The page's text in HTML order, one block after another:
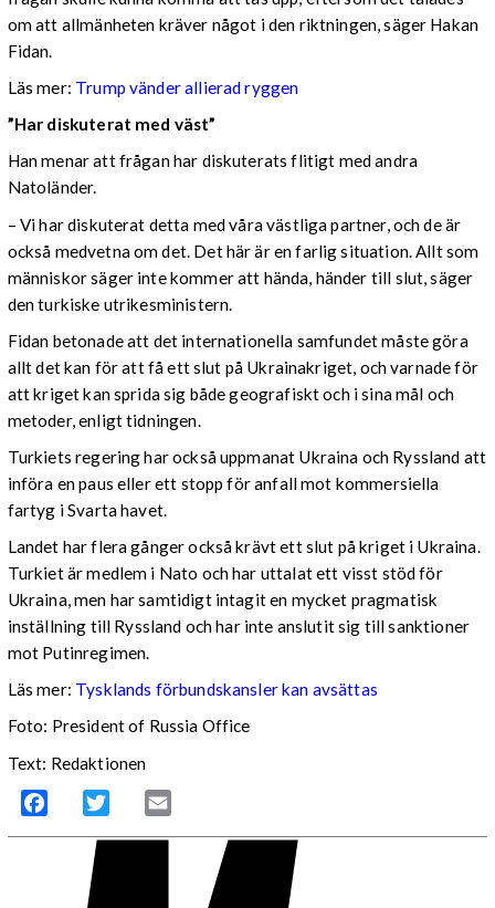
om att allmänheten kräver något i den riktningen, säger Hakan
Fidan.
Läs mer: Trump vänder allierad ryggen
”Har diskuterat med väst”
Han menar att frågan har diskuterats flitigt med andra
Natoländer.
– Vi har diskuterat detta med våra västliga partner, och de är
också medvetna om det. Det här är en farlig situation. Allt som
människor säger inte kommer att hända, händer till slut, säger
den turkiske utrikesministern.
Fidan betonade att det internationella samfundet måste göra
allt det kan för att få ett slut på Ukrainakriget, och varnade för
att kriget kan sprida sig både geografiskt och i sina mål och
metoder, enligt tidningen.
Turkiets regering har också uppmanat Ukraina och Ryssland att
införa en paus eller ett stopp för anfall mot kommersiella
fartyg i Svarta havet.
Landet har flera gånger också krävt ett slut på kriget i Ukraina.
Turkiet är medlem i Nato och har uttalat ett visst stöd för
Ukraina, men har samtidigt intagit en mycket pragmatisk
inställning till Ryssland och har inte anslutit sig till sanktioner
mot Putinregimen.
Läs mer: Tysklands förbundskansler kan avsättas
Foto: President of Russia Office
Text: Redaktionen
Facebook Twitter